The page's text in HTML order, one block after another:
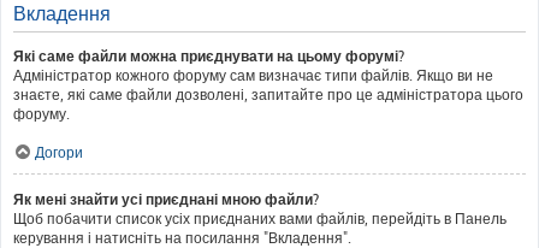
Вкладення
Які саме файли можна приєднувати на цьому форумі?
Адміністратор кожного форуму сам визначає типи файлів. Якщо ви не
знаєте, які саме файли дозволені, запитайте про це адміністратора цього
форуму.
Догори
Як мені знайти усі приєднані мною файли?
Щоб побачити список усіх приєднаних вами файлів, перейдіть в Панель
керування і натисніть на посилання "Вкладення".